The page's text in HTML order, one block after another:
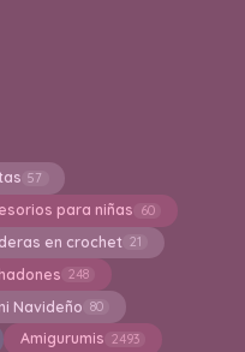
57
para niñas 60
en crochet 21
248
Navideño 80
Amigurumis 2493